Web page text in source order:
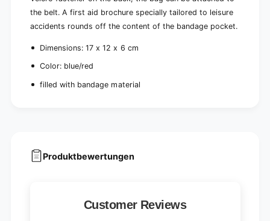
c
)
p
i
c
)
the belt. A first aid brochure specially tailored to leisure
accidents rounds off the content of the bandage pocket.
Dimensions: 17 x 12 x 6 cm
Color: blue/red
filled with bandage material
Produktbewertungen
Customer Reviews